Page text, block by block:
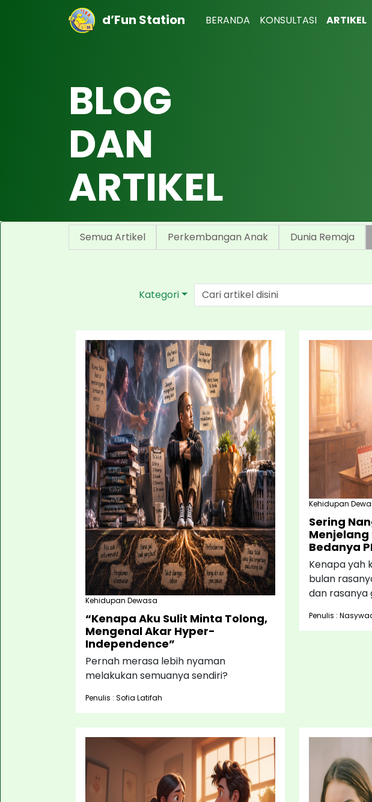
d’Fun Station BERANDA KONSULTASI ARTIKEL
BLOG
DAN
ARTIKEL
Semua Artikel Perkembangan Anak Dunia Remaja
Kategori
Kehidupan Dewasa
“Kenapa Aku Sulit Minta Tolong,
Mengenal Akar Hyper-
Independence”
Pernah merasa lebih nyaman
melakukan semuanya sendiri?
Penulis : Sofia Latifah
Kehidupan
Sering
Menjelang
Bedanya
Kenapa yah
bulan
dan rasanya
Penulis :